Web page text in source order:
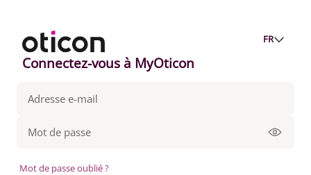
FR
Connectez-vous à MyOticon
Mot de passe oublié ?